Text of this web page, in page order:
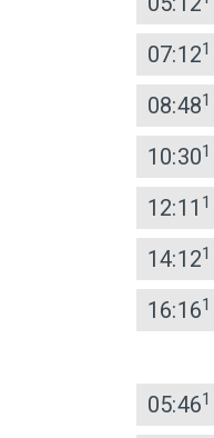
07:121
08:481
10:301
12:11 1
14:121
16:161
05:461